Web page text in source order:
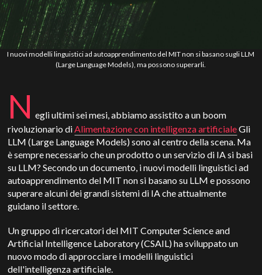
I nuovi modelli linguistici ad autoapprendimento del MIT non si basano sugli LLM
(Large Language Models), ma possono superarli.
N egli ultimi sei mesi, abbiamo assistito a un boom
rivoluzionario diAlimentazione con intelligenza artificialeGli
LLM (Large Language Models) sono al centro della scena. Ma
è sempre necessario che un prodotto o un servizio di IA si basi
su LLM? Secondo un documento, i nuovi modelli linguistici ad
autoapprendimento del MIT non si basano su LLM e possono
superare alcuni dei grandi sistemi di IA che attualmente
guidano il settore.
Un gruppo di ricercatori del MIT Computer Science and
Artificial Intelligence Laboratory (CSAIL) ha sviluppato un
nuovo modo di approcciare i modelli linguistici
dell'intelligenza artificiale.